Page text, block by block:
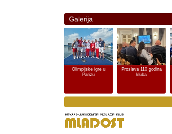
Galerija
Olimpijske igre u
Parizu
Proslava 110 godina
kluba